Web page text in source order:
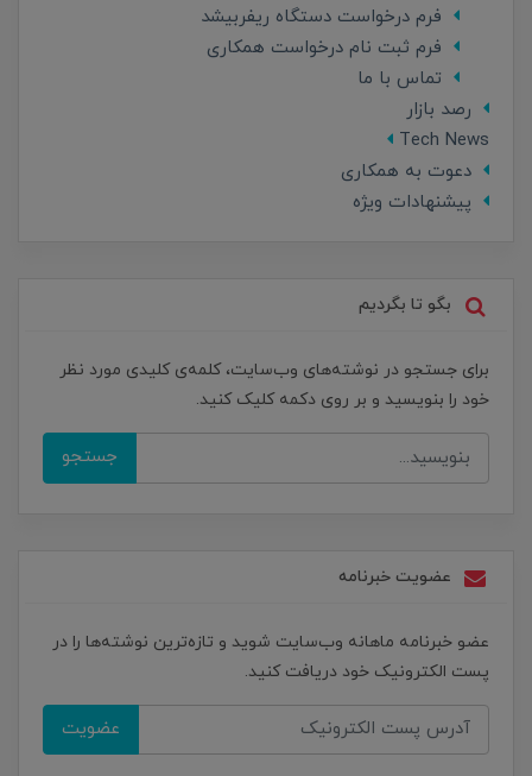
فرم درخواست دستگاه ریفربیشد
فرم ثبت نام درخواست همکاری
تماس با ما
رصد بازار
Tech News
دعوت به همکاری
پیشنهادات ویژه
بگو تا بگردیم
برای جستجو در نوشته‌های وب‌سایت، کلمه‌ی کلیدی مورد نظر
خود را بنویسید و بر روی دکمه کلیک کنید.
جستجو
عضویت خبرنامه
عضو خبرنامه ماهانه وب‌سایت شوید و تازه‌ترین نوشته‌ها را در
پست الکترونیک خود دریافت کنید.
عضویت